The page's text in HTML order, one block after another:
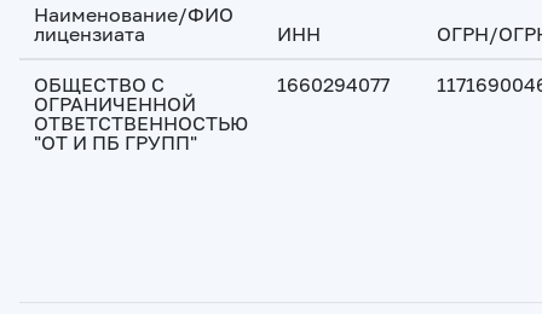
Наименование/ФИО
лицензиата
ИНН ОГРН/
ОБЩЕСТВО С
ОГРАНИЧЕННОЙ
ОТВЕТСТВЕННОСТЬЮ
"ОТ И ПБ ГРУПП"
1660294077